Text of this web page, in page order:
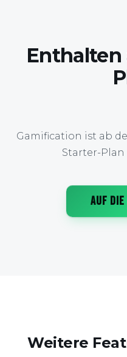
Enthalten
Gamification ist ab
Starter-
AUF
Weitere